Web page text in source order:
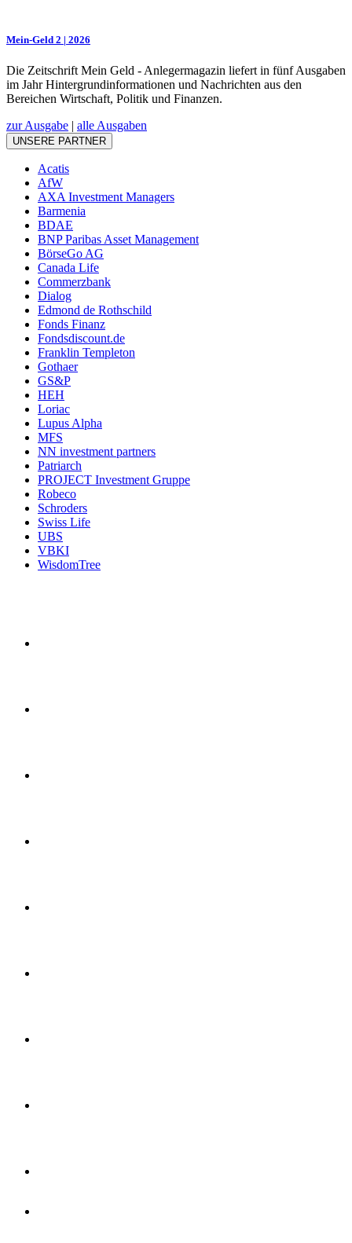
Mein-Geld 2 | 2026
Die Zeitschrift Mein Geld - Anlegermagazin liefert in fünf Ausgaben
im Jahr Hintergrundinformationen und Nachrichten aus den
Bereichen Wirtschaft, Politik und Finanzen.
zur Ausgabe | alle Ausgaben
UNSERE PARTNER
Acatis
AfW
AXA Investment Managers
Barmenia
BDAE
BNP Paribas Asset Management
BörseGo AG
Canada Life
Commerzbank
Dialog
Edmond de Rothschild
Fonds Finanz
Fondsdiscount.de
Franklin Templeton
Gothaer
GS&P
HEH
Loriac
Lupus Alpha
MFS
NN investment partners
Patriarch
PROJECT Investment Gruppe
Robeco
Schroders
Swiss Life
UBS
VBKI
WisdomTree